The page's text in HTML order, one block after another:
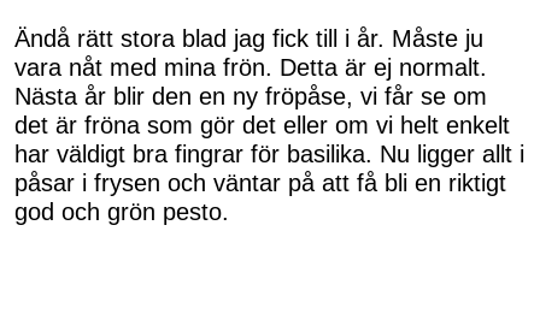
Ändå rätt stora blad jag fick till i år. Måste ju
vara nåt med mina frön. Detta är ej normalt.
Nästa år blir den en ny fröpåse, vi får se om
det är fröna som gör det eller om vi helt enkelt
har väldigt bra fingrar för basilika. Nu ligger allt i
påsar i frysen och väntar på att få bli en riktigt
god och grön pesto.